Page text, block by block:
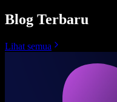
Blog Terbaru
Lihat semua